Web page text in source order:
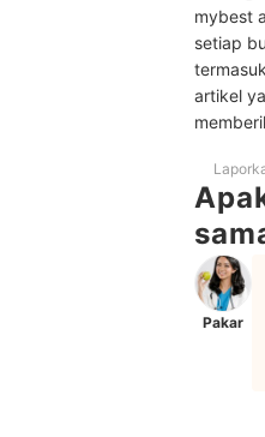
Baca
mybest
setiap
artikel
Pakar